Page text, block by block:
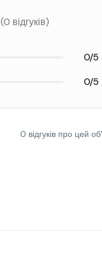
(0 відгуків)
0/5
0/5
0 відгуків про цей